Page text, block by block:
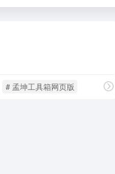
# 孟坤工具箱网页版